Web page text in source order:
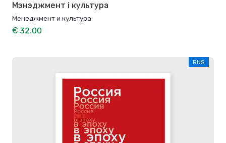
Мэнэджмент і культура
Менеджмент и культура
€ 32.00
RUS